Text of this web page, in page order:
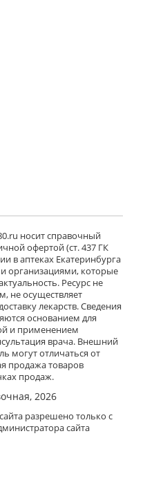
носит справочный
офертой (ст. 437 ГК
в аптеках Екатеринбурга
организациями, которые
Ресурс не
не осуществляет
лекарств. Сведения
основанием для
и применением
врача. Внешний
могут отличаться от
продажа товаров
продаж.
2026
разрешено только с
сайта